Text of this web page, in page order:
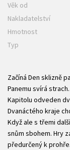
Věk od
Nakladatelství
Hmotnost
Typ
Začíná Den sklizně
Panemu svírá
Kapitolu odveden
Dvanáctého kraje
Když ale s třemi
snům sbohem. Hry
předurčený k